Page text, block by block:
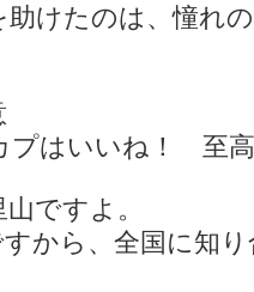
けたのは、憧れ
プはいいね！ 至
ですよ。
から、全国に知